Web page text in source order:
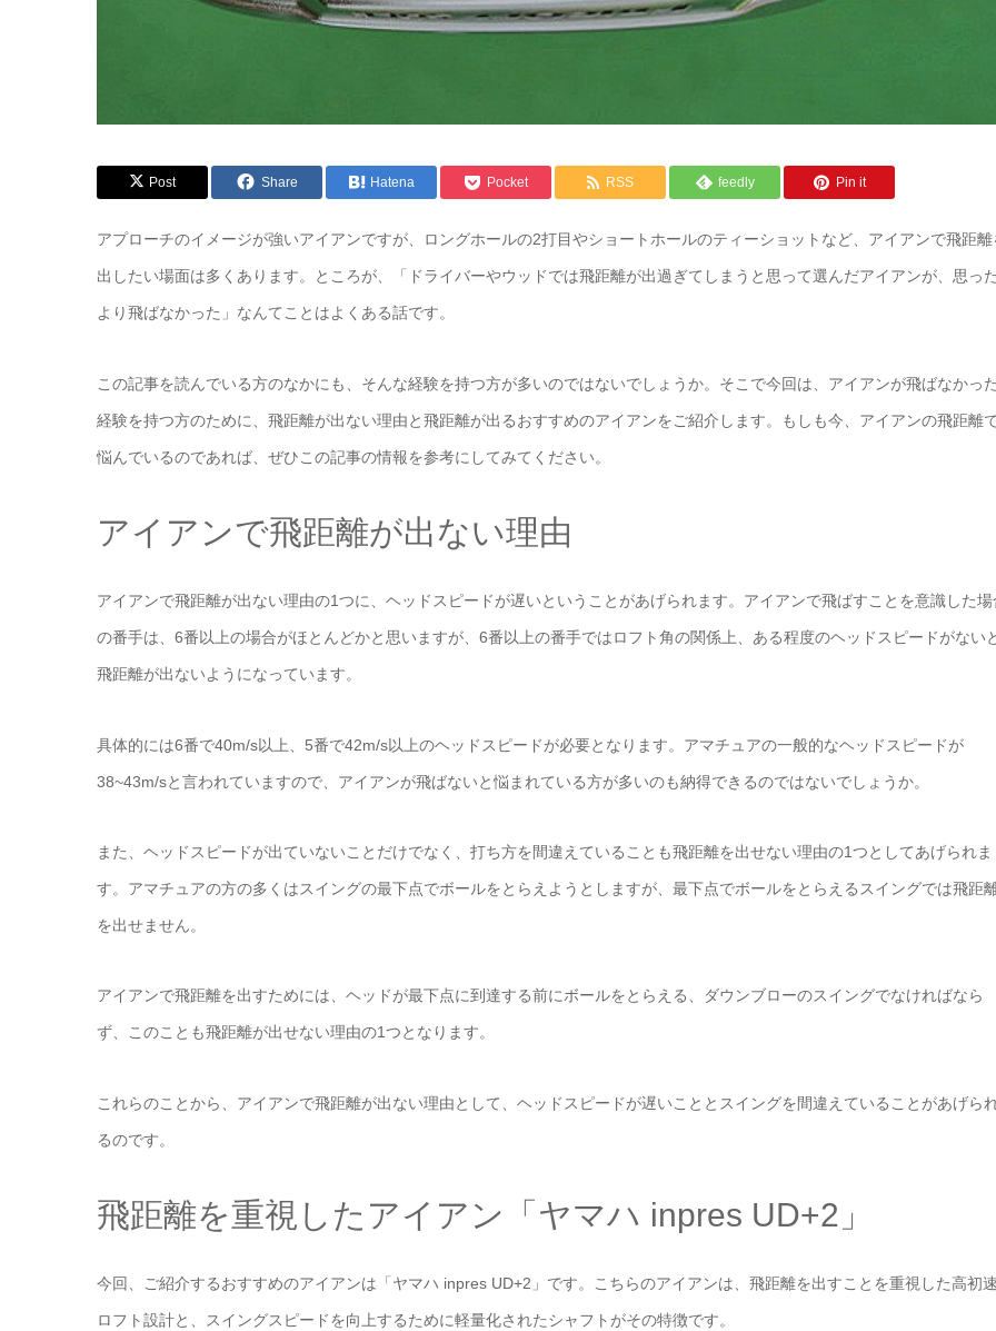
Post Share Hatena Pocket RSS feedly Pin it
アプローチのイメージが強いアイアンですが、ロングホールの2打目やショートホールのティーショットなど、アイアンで飛距離
出したい場面は多くあります。ところが、「ドライバーやウッドでは飛距離が出過ぎてしまうと思って選んだアイアンが、思っ
より飛ばなかった」なんてことはよくある話です。
この記事を読んでいる方のなかにも、そんな経験を持つ方が多いのではないでしょうか。そこで今回は、アイアンが飛ばなかっ
経験を持つ方のために、飛距離が出ない理由と飛距離が出るおすすめのアイアンをご紹介します。もしも今、アイアンの飛距離
悩んでいるのであれば、ぜひこの記事の情報を参考にしてみてください。
アイアンで飛距離が出ない理由
アイアンで飛距離が出ない理由の1つに、ヘッドスピードが遅いということがあげられます。アイアンで飛ばすことを意識した場
の番手は、6番以上の場合がほとんどかと思いますが、6番以上の番手ではロフト角の関係上、ある程度のヘッドスピードがない
飛距離が出ないようになっています。
具体的には6番で40m/s以上、5番で42m/s以上のヘッドスピードが必要となります。アマチュアの一般的なヘッドスピードが
38~43m/sと言われていますので、アイアンが飛ばないと悩まれている方が多いのも納得できるのではないでしょうか。
また、ヘッドスピードが出ていないことだけでなく、打ち方を間違えていることも飛距離を出せない理由の1つとしてあげられま
す。アマチュアの方の多くはスイングの最下点でボールをとらえようとしますが、最下点でボールをとらえるスイングでは飛距
を出せません。
アイアンで飛距離を出すためには、ヘッドが最下点に到達する前にボールをとらえる、ダウンブローのスイングでなければなら
ず、このことも飛距離が出せない理由の1つとなります。
これらのことから、アイアンで飛距離が出ない理由として、ヘッドスピードが遅いこととスイングを間違えていることがあげら
るのです。
飛距離を重視したアイアン「ヤマハ inpres UD+2」
今回、ご紹介するおすすめのアイアンは「ヤマハ inpres UD+2」です。こちらのアイアンは、飛距離を出すことを重視した高初
ロフト設計と、スイングスピードを向上するために軽量化されたシャフトがその特徴です。